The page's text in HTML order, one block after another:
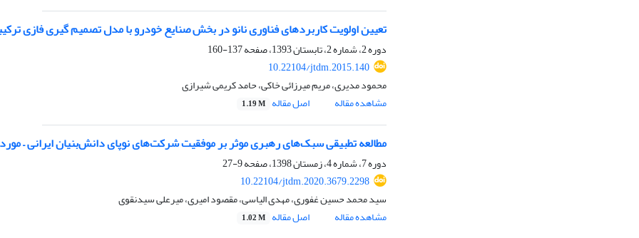
تعیین اولویت کاربردهای فناوری نانو در بخش صنایع خودرو با مدل تصمیم گیری فازی
دوره 2، شماره 2، تابستان 1393، صفحه
137-160
10.22104/jtdm.2015.140
محمود مدیری، مریم میرزائی خاکی، حامد کریمی شیرازی
مشاهده مقاله
اصل مقاله 1.19 M
مطالعه تطبیقی سبک‌های رهبری موثر بر موفقیت شرکت‌های نوپای دانش‌بنیان ایرانی –
دوره 7، شماره 4، زمستان 1398، صفحه
9-27
10.22104/jtdm.2020.3679.2298
سید محمد حسین غفوری، مهدی الیاسی، مقصود امیری، میرعلی سیدنقوی
مشاهده مقاله
اصل مقاله 1.02 M